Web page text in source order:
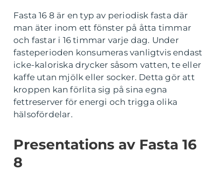
Fasta 16 8 är en typ av periodisk fasta där
man äter inom ett fönster på åtta timmar
och fastar i 16 timmar varje dag. Under
fasteperioden konsumeras vanligtvis endast
icke-kaloriska drycker såsom vatten, te eller
kaffe utan mjölk eller socker. Detta gör att
kroppen kan förlita sig på sina egna
fettreserver för energi och trigga olika
hälsofördelar.
Presentations av Fasta 16
8